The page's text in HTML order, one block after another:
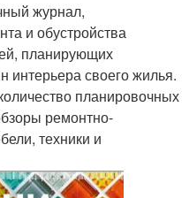
журнал,
и обустройства
планирующих
интерьера своего жилья.
планировочных
ремонтно-
техники и